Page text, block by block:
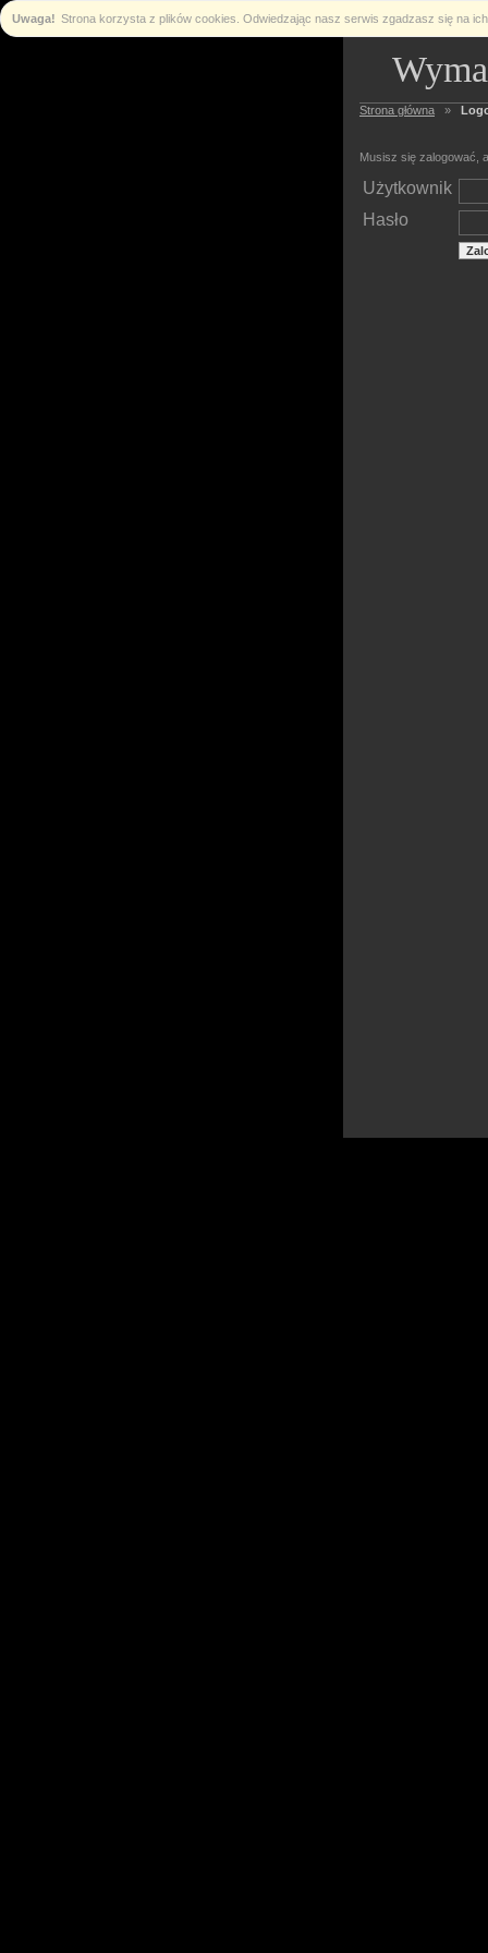
Uwaga! Strona korzysta z plików cookies. Odwiedzając nasz serwis zgadzasz się na
Strona główna »
Musisz się zalogować,
Użytkownik
Hasło